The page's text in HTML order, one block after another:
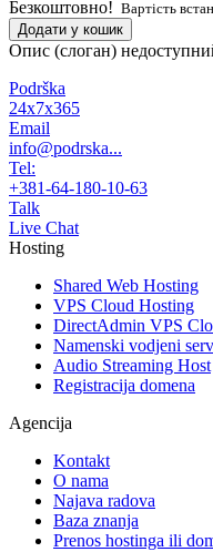
Безкоштовно! Вартість
Додати у кошик
Опис (слоган)
Podrška
24x7x365
Email
info@podrska...
Tel:
+381-64-180-10-63
Talk
Live Chat
Hosting
Shared Web Hosting
VPS Cloud Hosting
DirectAdmin VPS
Namenski vodjeni
Audio Streaming Host
Registracija domena
Agencija
Kontakt
O nama
Najava radova
Baza znanja
Prenos hostinga ili